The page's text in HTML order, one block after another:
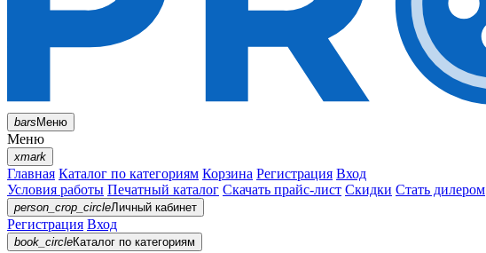
barsМеню
Меню
xmark
Главная Каталог по категориям Корзина Регистрация Вход
Условия работы Печатный каталог Скачать прайс-лист Скидки Стать дилером
person_crop_circleЛичный кабинет
Регистрация Вход
book_circleКаталог по категориям